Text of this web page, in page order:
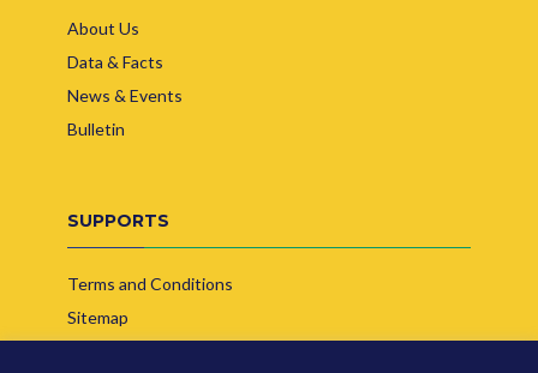
About Us
Data & Facts
News & Events
Bulletin
SUPPORTS
Terms and Conditions
Sitemap